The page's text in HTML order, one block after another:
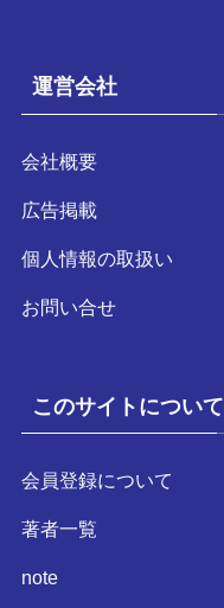
運営会社
会社概要
広告掲載
個人情報の取扱い
お問い合せ
このサイトについて
会員登録について
著者一覧
note